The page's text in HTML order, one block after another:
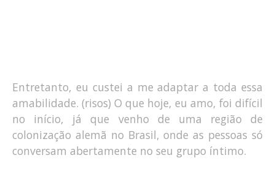
Entretanto, eu custei a me adaptar a toda essa
amabilidade. (risos) O que hoje, eu amo, foi difícil
no início, já que venho de uma região de
colonização alemã no Brasil, onde as pessoas só
conversam abertamente no seu grupo íntimo.